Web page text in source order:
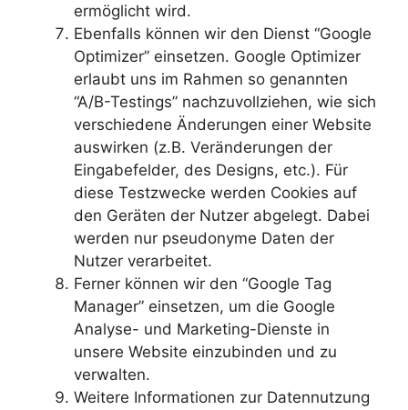
ermöglicht wird.
Ebenfalls können wir den Dienst “Google
Optimizer” einsetzen. Google Optimizer
erlaubt uns im Rahmen so genannten
“A/B-Testings” nachzuvollziehen, wie sich
verschiedene Änderungen einer Website
auswirken (z.B. Veränderungen der
Eingabefelder, des Designs, etc.). Für
diese Testzwecke werden Cookies auf
den Geräten der Nutzer abgelegt. Dabei
werden nur pseudonyme Daten der
Nutzer verarbeitet.
Ferner können wir den “Google Tag
Manager” einsetzen, um die Google
Analyse- und Marketing-Dienste in
unsere Website einzubinden und zu
verwalten.
Weitere Informationen zur Datennutzung